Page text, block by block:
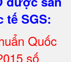
tế SGS:
Quốc
số